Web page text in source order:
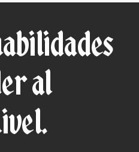
al